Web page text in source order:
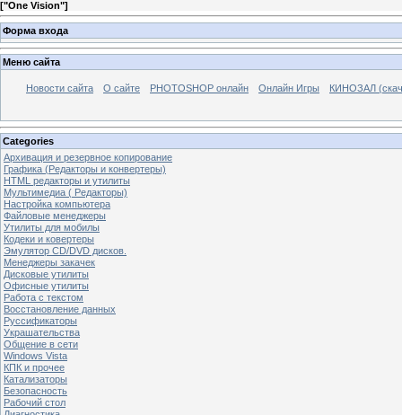
["One Vision"]
Форма входа
Меню сайта
Новости сайта О сайте PHOTOSHOP онлайн Онлайн Игры КИНОЗАЛ
Categories
Архивация и резервное копирование
Графика (Редакторы и конвертеры)
HTML редакторы и утилиты
Мультимедиа ( Редакторы)
Настройка компьютера
Файловые менеджеры
Утилиты для мобилы
Кодеки и ковертеры
Эмулятор CD/DVD дисков.
Менеджеры закачек
Дисковые утилиты
Офисные утилиты
Работа с текстом
Восстановление данных
Руссификаторы
Украшательства
Общение в сети
Windows Vista
КПК и прочее
Катализаторы
Безопасность
Рабочий стол